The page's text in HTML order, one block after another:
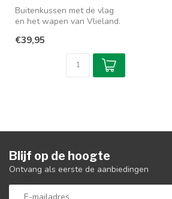
Buitenkussen met de vlag
en het wapen van Vlieland.
€39,95
Blijf op de hoogte
Ontvang als eerste de aanbiedingen